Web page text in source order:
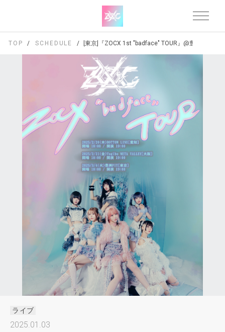
TOP SCHEDULE [東京]『ZOCX 1st "badface" TOUR』@豊洲PIT
ライブ
2025.01.03